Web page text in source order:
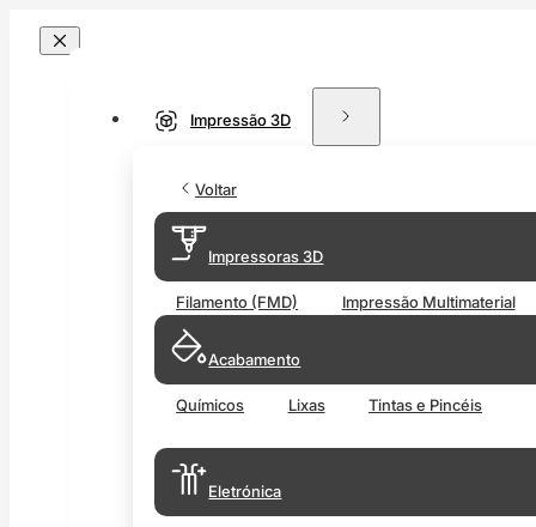
Impressão 3D
Voltar
Impressoras 3D
Filamento (FMD) Impressão Multimaterial
Acabamento
Químicos Lixas Tintas e Pincéis
Eletrónica